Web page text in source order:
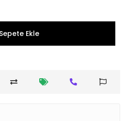
Sepete Ekle